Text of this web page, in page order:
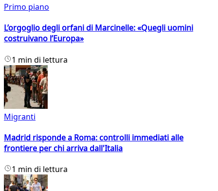
Primo piano
L’orgoglio degli orfani di Marcinelle: «Quegli uomini
costruivano l’Europa»
1 min di lettura
Migranti
Madrid risponde a Roma: controlli immediati alle
frontiere per chi arriva dall'Italia
1 min di lettura